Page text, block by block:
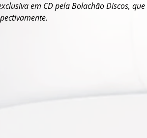
em CD pela Bolachão Discos,